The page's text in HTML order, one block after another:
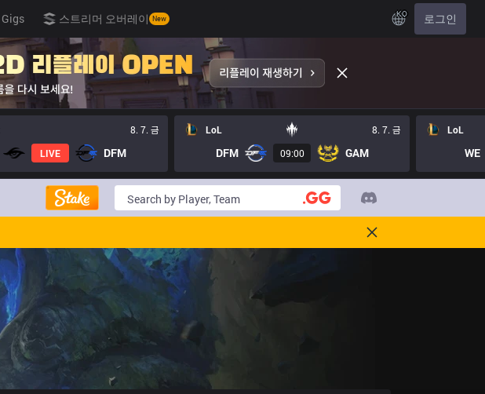
Gigs 스트리머 오버레이 New KO 로그인
8. 7. 금
LIVE DFM
LoL 8. 7. 금
DFM 09:00 GAM
LoL
WE